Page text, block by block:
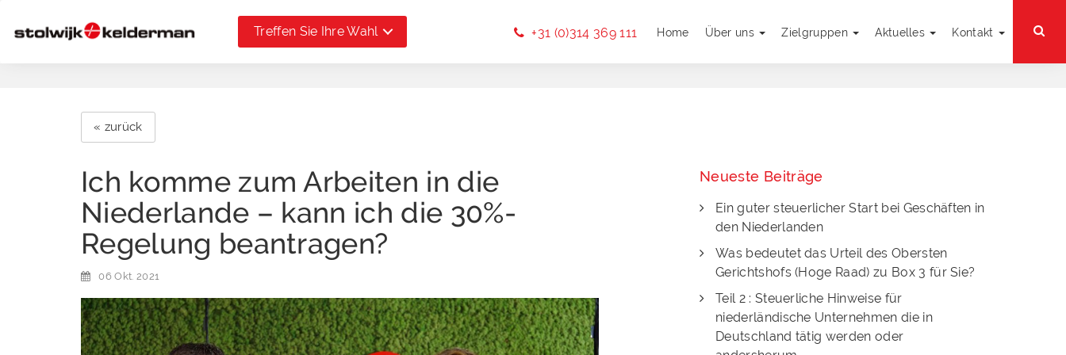
Treffen Sie Ihre Wahl Home Über uns Zielgruppen Aktuelles Kontakt
+31 (0)314 369 111
« zurück
Ich komme zum Arbeiten in die
Niederlande – kann ich die 30%-
Regelung beantragen?
06 Okt. 2021
Neueste Beiträge
Ein guter steuerlicher Start bei Geschäften in
den Niederlanden
Was bedeutet das Urteil des Obersten
Gerichtshofs (Hoge Raad) zu Box 3 für Sie?
Teil 2 : Steuerliche Hinweise für
niederländische Unternehmen die in
Deutschland tätig werden oder